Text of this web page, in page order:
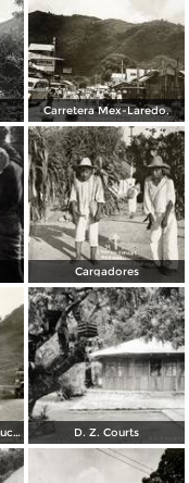
Carretera Mex-Laredo.
Cargadores
Autobús México - Pachuca, en la carretera México - Laredo, tramo El Tambor D. Z. Courts